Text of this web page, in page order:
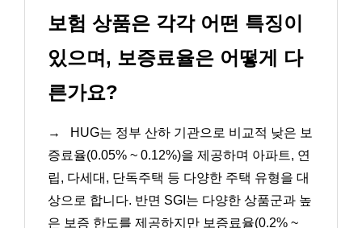
보험 상품은 각각 어떤 특징이
있으며, 보증료율은 어떻게 다
른가요?
→
HUG는 정부 산하 기관으로 비교적 낮은 보
증료율(0.05% ~ 0.12%)을 제공하며 아파트, 연
립, 다세대, 단독주택 등 다양한 주택 유형을 대
상으로 합니다. 반면 SGI는 다양한 상품군과 높
은 보증 한도를 제공하지만 보증료율(0.2% ~